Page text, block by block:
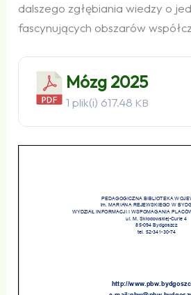
dalszego zgłębiania wiedzy o
fascynujących obszarów
Mózg 2025
1 plik(i) 617.48 KB